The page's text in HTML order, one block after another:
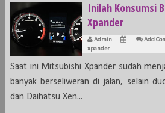
Inilah Konsumsi
Xpander
Admin Add
xpander
Saat ini Mitsubishi Xpander sudah
banyak berseliweran di jalan, selain
dan Daihatsu Xen...